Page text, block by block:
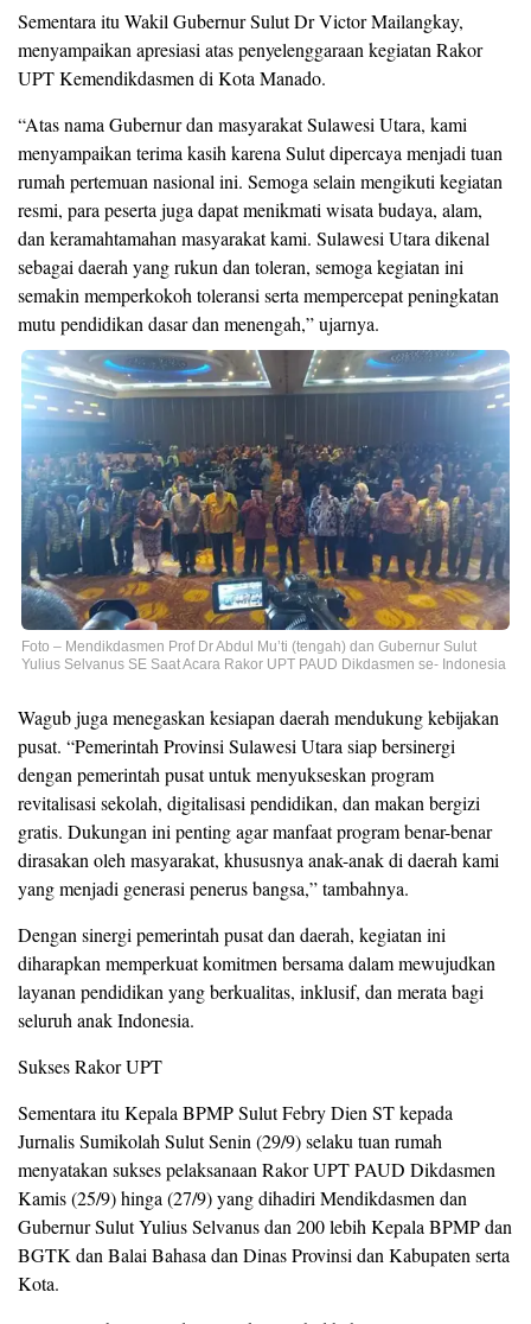
Sementara itu Wakil Gubernur Sulut Dr Victor Mailangkay,
menyampaikan apresiasi atas penyelenggaraan kegiatan Rakor
UPT Kemendikdasmen di Kota Manado.
“Atas nama Gubernur dan masyarakat Sulawesi Utara, kami
menyampaikan terima kasih karena Sulut dipercaya menjadi tuan
rumah pertemuan nasional ini. Semoga selain mengikuti kegiatan
resmi, para peserta juga dapat menikmati wisata budaya, alam,
dan keramahtamahan masyarakat kami. Sulawesi Utara dikenal
sebagai daerah yang rukun dan toleran, semoga kegiatan ini
semakin memperkokoh toleransi serta mempercepat peningkatan
mutu pendidikan dasar dan menengah,” ujarnya.
Foto – Mendikdasmen Prof Dr Abdul Mu’ti (tengah) dan Gubernur Sulut
Yulius Selvanus SE Saat Acara Rakor UPT PAUD Dikdasmen se- Indonesia
Wagub juga menegaskan kesiapan daerah mendukung kebijakan
pusat. “Pemerintah Provinsi Sulawesi Utara siap bersinergi
dengan pemerintah pusat untuk menyukseskan program
revitalisasi sekolah, digitalisasi pendidikan, dan makan bergizi
gratis. Dukungan ini penting agar manfaat program benar-benar
dirasakan oleh masyarakat, khususnya anak-anak di daerah kami
yang menjadi generasi penerus bangsa,” tambahnya.
Dengan sinergi pemerintah pusat dan daerah, kegiatan ini
diharapkan memperkuat komitmen bersama dalam mewujudkan
layanan pendidikan yang berkualitas, inklusif, dan merata bagi
seluruh anak Indonesia.
Sukses Rakor UPT
Sementara itu Kepala BPMP Sulut Febry Dien ST kepada
Jurnalis Sumikolah Sulut Senin (29/9) selaku tuan rumah
menyatakan sukses pelaksanaan Rakor UPT PAUD Dikdasmen
Kamis (25/9) hinga (27/9) yang dihadiri Mendikdasmen dan
Gubernur Sulut Yulius Selvanus dan 200 lebih Kepala BPMP dan
BGTK dan Balai Bahasa dan Dinas Provinsi dan Kabupaten serta
Kota.